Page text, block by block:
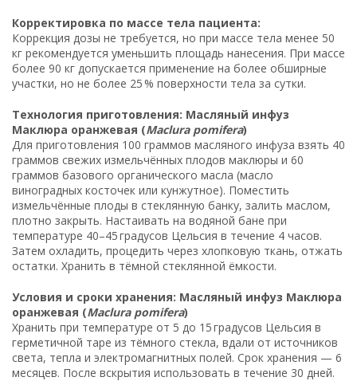
Корректировка по массе тела пациента:
Коррекция дозы не требуется, но при массе тела менее 50
кг рекомендуется уменьшить площадь нанесения. При массе
более 90 кг допускается применение на более обширные
участки, но не более 25 % поверхности тела за сутки.
Технология приготовления: Масляный инфуз
Маклюра оранжевая (Maclura pomifera)
Для приготовления 100 граммов масляного инфуза взять 40
граммов свежих измельчённых плодов маклюры и 60
граммов базового органического масла (масло
виноградных косточек или кунжутное). Поместить
измельчённые плоды в стеклянную банку, залить маслом,
плотно закрыть. Настаивать на водяной бане при
температуре 40–45 градусов Цельсия в течение 4 часов.
Затем охладить, процедить через хлопковую ткань, отжать
остатки. Хранить в тёмной стеклянной ёмкости.
Условия и сроки хранения: Масляный инфуз Маклюра
оранжевая (Maclura pomifera)
Хранить при температуре от 5 до 15 градусов Цельсия в
герметичной таре из тёмного стекла, вдали от источников
света, тепла и электромагнитных полей. Срок хранения — 6
месяцев. После вскрытия использовать в течение 30 дней.